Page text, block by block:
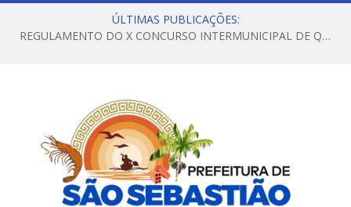
ÚLTIMAS PUBLICAÇÕES:
REGULAMENTO DO X CONCURSO INTERMUNICIPAL DE QUADRILHAS JUNINAS – 2026 – ARRAIÁ DA VENEZA